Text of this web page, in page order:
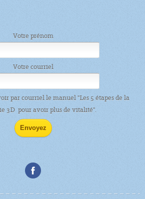
Votre prénom
Votre courriel
par courriel le manuel "Les 5 étapes de la
3D pour avoir plus de vitalité".